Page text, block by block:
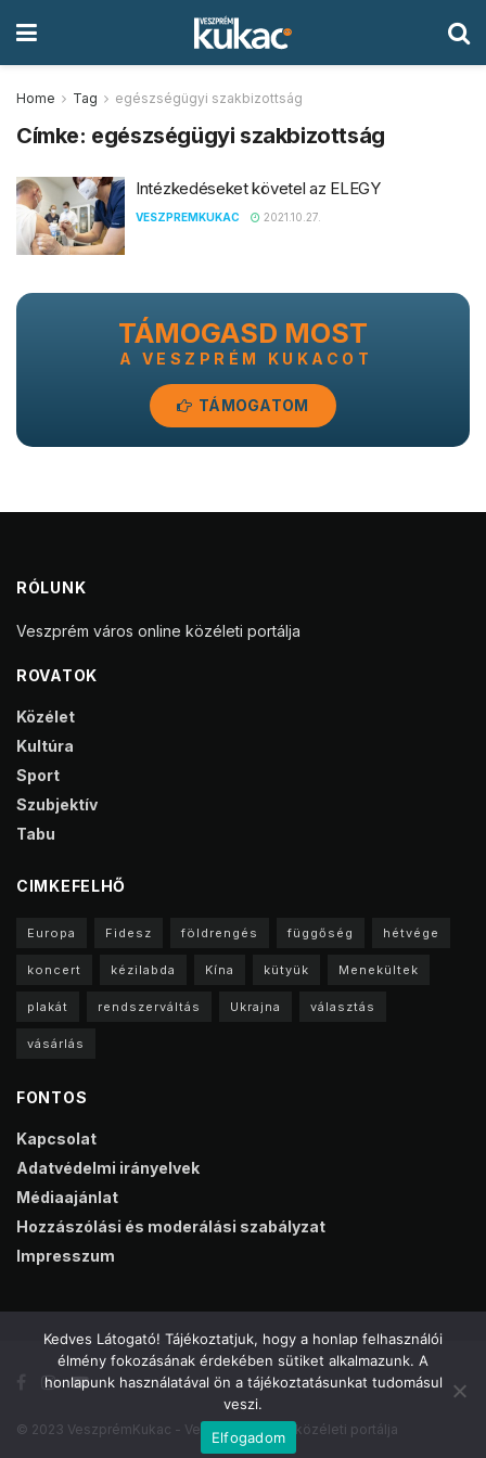
Home Tag egészségügyi szakbizottság
Címke: egészségügyi szakbizottság
Intézkedéseket követel az ELEGY
VESZPREMKUKAC 2021.10.27.
TÁMOGASD MOST
A VESZPRÉM KUKACOT
TÁMOGATOM
RÓLUNK
Veszprém város online közéleti portálja
ROVATOK
Közélet
Kultúra
Sport
Szubjektív
Tabu
CIMKEFELHŐ
Europa Fidesz földrengés függőség hétvége
koncert kézilabda Kína kütyük Menekültek
plakát rendszerváltás Ukrajna választás
vásárlás
FONTOS
Kapcsolat
Adatvédelmi irányelvek
Médiaajánlat
Hozzászólási és moderálási szabályzat
Impresszum
© 2023 VeszprémKukac - Veszprém online közéleti portálja
Kedves Látogató! Tájékoztatjuk, hogy a honlap felhasználói
élmény fokozásának érdekében sütiket alkalmazunk. A
honlapunk használatával ön a tájékoztatásunkat tudomásul
veszi.
Elfogadom